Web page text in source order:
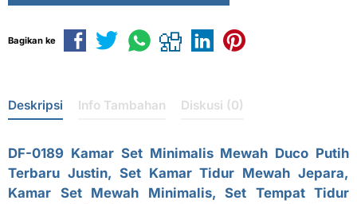
Bagikan ke
Deskripsi Info Tambahan Diskusi (0)
DF-0189 Kamar Set Minimalis Mewah Duco Putih
Terbaru Justin, Set Kamar Tidur Mewah Jepara,
Kamar Set Mewah Minimalis, Set Tempat Tidur